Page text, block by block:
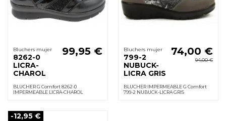
Bluchers mujer
8262-0
LICRA-
CHAROL
99,95 €
BLUCHER G Comfort 8262-0
IMPERMEABLE LICRA-CHAROL
Bluchers mujer
799-2
NUBUCK-
LICRA GRIS
74,00 €
94,00 €
BLUCHER IMPERMEABLE G Comfort
799-2 NUBUCK-LICRA GRIS
-12,95 €